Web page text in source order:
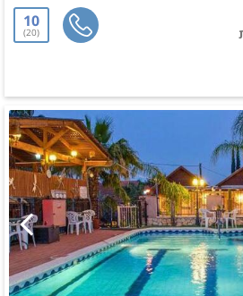
10
20